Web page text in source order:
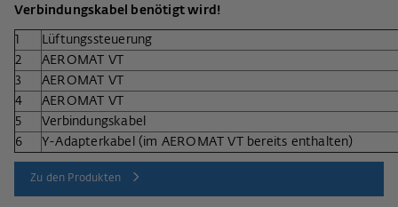
Verbindungskabel benötigt wird!
Lüftungssteuerung
2
AEROMAT VT
3
AEROMAT VT
4
AEROMAT VT
5
Verbindungskabel
6
Y-Adapterkabel (im AEROMAT VT bereits enthalten)
Zu den Produkten